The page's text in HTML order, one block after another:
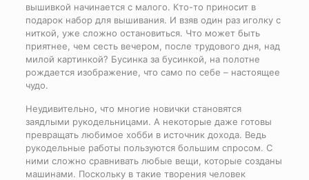
вышивкой начинается с малого. Кто-то приносит в
подарок набор для вышивания. И взяв один раз иголку с
ниткой, уже сложно остановиться. Что может быть
приятнее, чем сесть вечером, после трудового дня, над
милой картинкой? Бусинка за бусинкой, на полотне
рождается изображение, что само по себе – настоящее
чудо.
Неудивительно, что многие новички становятся
заядлыми рукодельницами. А некоторые даже готовы
превращать любимое хобби в источник дохода. Ведь
рукодельные работы пользуются большим спросом. С
ними сложно сравнивать любые вещи, которые созданы
машинами. Поскольку в такие творения человек